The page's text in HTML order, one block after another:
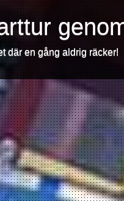
där en gång aldrig räcker!